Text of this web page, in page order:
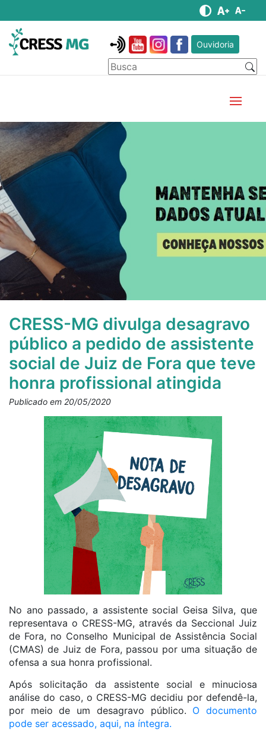
Ouvidoria
CRESS-MG divulga desagravo
público a pedido de assistente
social de Juiz de Fora que teve
honra profissional atingida
Publicado em 20/05/2020
No ano passado, a assistente social Geisa Silva, que
representava o CRESS-MG, através da Seccional Juiz
de Fora, no Conselho Municipal de Assistência Social
(CMAS) de Juiz de Fora, passou por uma situação de
ofensa a sua honra profissional.
Após solicitação da assistente social e minuciosa
análise do caso, o CRESS-MG decidiu por defendê-la,
por meio de um desagravo público. O documento
pode ser acessado, aqui, na íntegra.